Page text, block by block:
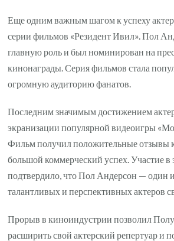
Еще одним важным шагом к успеху
серии фильмов «Резидент Ивил». Пол
главную роль и был номинирован на
кинонаграды. Серия фильмов стала
огромную аудиторию фанатов.
Последним значимым достижением
экранизации популярной видеоигры
Фильм получил положительные отзывы
большой коммерческий успех. Участие в
подтвердило, что Пол Андерсон — один
талантливых и перспективных актеров
Прорыв в киноиндустрии позволил
расширить свой актерский репертуар и